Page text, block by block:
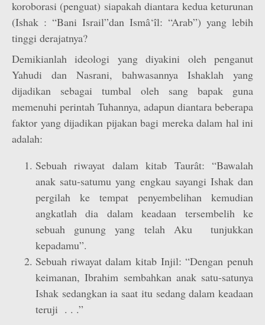
koroborasi (penguat) siapakah diantara kedua keturunan
(Ishak : “Bani Israil”dan Ismâ‘îl: “Arab”) yang lebih
tinggi derajatnya?
Demikianlah ideologi yang diyakini oleh penganut
Yahudi dan Nasrani, bahwasannya Ishaklah yang
dijadikan sebagai tumbal oleh sang bapak guna
memenuhi perintah Tuhannya, adapun diantara beberapa
faktor yang dijadikan pijakan bagi mereka dalam hal ini
adalah:
Sebuah riwayat dalam kitab Taurât: “Bawalah
anak satu-satumu yang engkau sayangi Ishak dan
pergilah ke tempat penyembelihan kemudian
angkatlah dia dalam keadaan tersembelih ke
sebuah gunung yang telah Aku tunjukkan
kepadamu”.
Sebuah riwayat dalam kitab Injil: “Dengan penuh
keimanan, Ibrahim sembahkan anak satu-satunya
Ishak sedangkan ia saat itu sedang dalam keadaan
teruji . . .”